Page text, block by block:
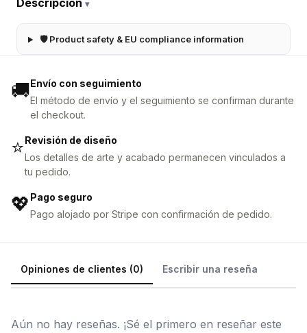
Descripción ▾
🛡 Product safety & EU compliance information
🚚Envío con seguimiento
El método de envío y el seguimiento se confirman durante
el checkout.
⭐Revisión de diseño
Los detalles de arte y acabado permanecen vinculados a
tu pedido.
💖 Pago seguro
Pago alojado por Stripe con confirmación de pedido.
Opiniones de clientes (0) Escribir una reseña
Aún no hay reseñas. ¡Sé el primero en reseñar este